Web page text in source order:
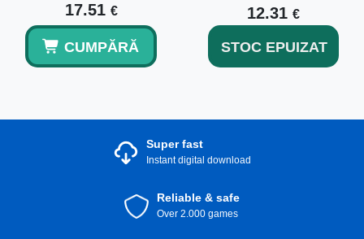
17.51 €
CUMPĂRĂ
12.31 €
STOC EPUIZAT
Super fast
Instant digital download
Reliable & safe
Over 2.000 games